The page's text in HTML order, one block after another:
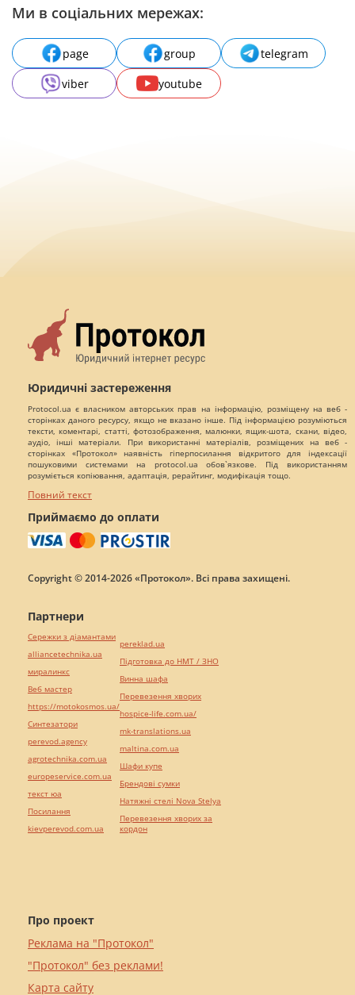
Ми в соціальних мережах:
page group
telegram
viber
youtube
Юридичні застереження
Protocol.ua є власником авторських прав на інформацію, розміщену на веб -
сторінках даного ресурсу, якщо не вказано інше. Під інформацією розуміються
тексти, коментарі, статті, фотозображення, малюнки, ящик-шота, скани, відео,
аудіо, інші матеріали. При використанні матеріалів, розміщених на веб -
сторінках «Протокол» наявність гіперпосилання відкритого для індексації
пошуковими системами на protocol.ua обов`язкове. Під використанням
розуміється копіювання, адаптація, рерайтинг, модифікація тощо.
Повний текст
Приймаємо до оплати
Copyright © 2014-2026 «Протокол». Всі права захищені.
Про проект
Реклама на "Протокол"
"Протокол" без реклами!
Карта сайту
Партнери
Сережки з діамантами
alliancetechnika.ua
миралинкс
Веб мастер
https://motokosmos.ua/
Синтезатори
perevod.agency
agrotechnika.com.ua
europeservice.com.ua
текст юа
Посилання
kievperevod.com.ua
pereklad.ua
Підготовка до НМТ / ЗНО
Винна шафа
Перевезення хворих
hospice-life.com.ua/
mk-translations.ua
maltina.com.ua
Шафи купе
Брендові сумки
Натяжні стелі Nova Stelya
Перевезення хворих за
кордон